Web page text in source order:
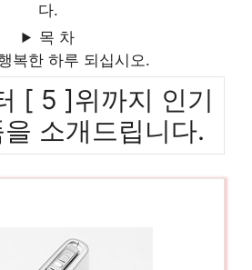
다.
목 차
복한 하루 되십시오.
[ 5 ]위까지 인기
소개드립니다.